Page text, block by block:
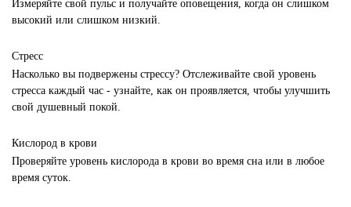
Измеряйте свой пульс и получайте оповещения, когда он слишком
высокий или слишком низкий.
Стресс
Насколько вы подвержены стрессу? Отслеживайте свой уровень
стресса каждый час - узнайте, как он проявляется, чтобы улучшить
свой душевный покой.
Кислород в крови
Проверяйте уровень кислорода в крови во время сна или в любое
время суток.